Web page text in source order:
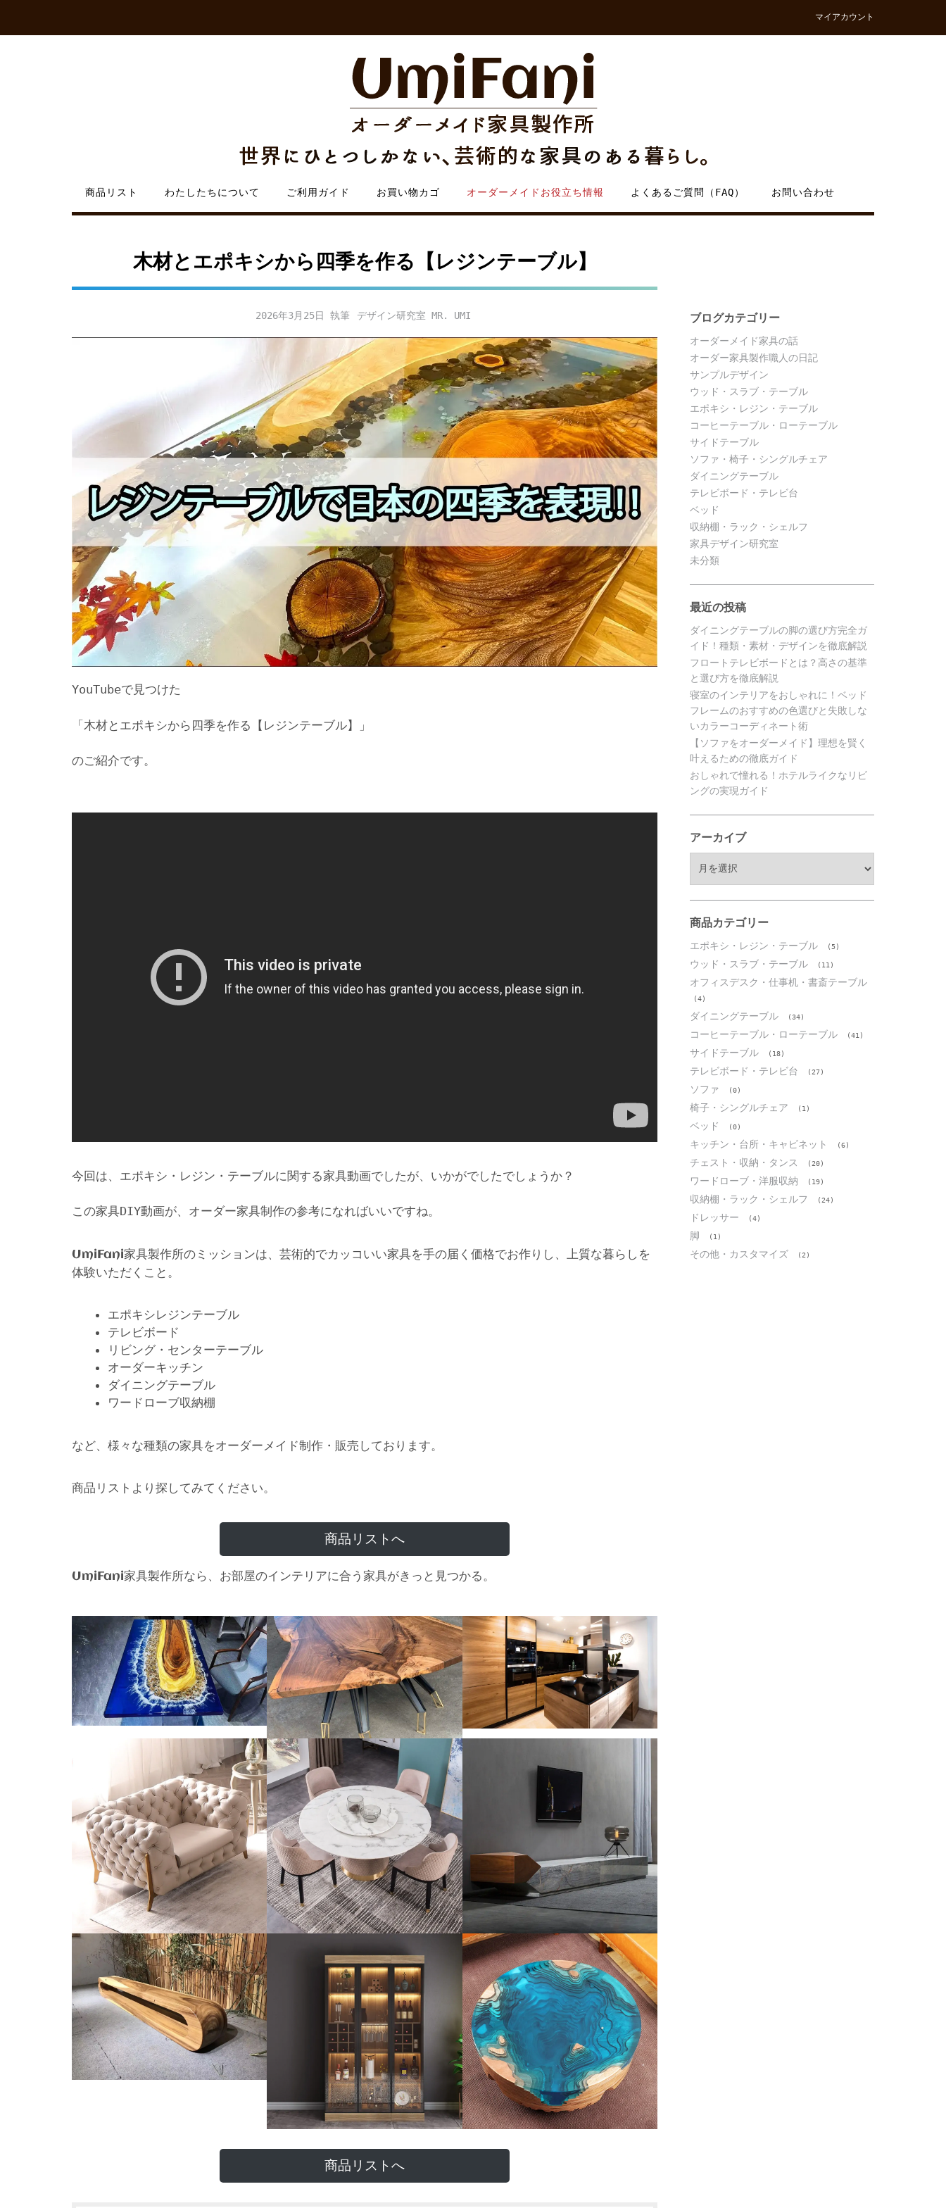
content
マイアカウント
商品リスト わたしたちについて ご利用ガイド お買い物カゴ オーダーメイドお役立ち情報 よくあるご質問（FAQ） お問い合わせ
木材とエポキシから四季を作る【レジンテーブル】
2026年3月25日 デザイン研究室 MR. UMI
YouTubeで見つけた
「木材とエポキシから四季を作る【レジンテーブル】」
のご紹介です。
今回は、エポキシ・レジン・テーブルに関する家具動画でしたが、いかがでしたでしょうか？
この家具DIY動画が、オーダー家具制作の参考になればいいですね。
UmiFani家具製作所のミッションは、芸術的でカッコいい家具を手の届く価格でお作りし、上質な暮らしを
体験いただくこと。
エポキシレジンテーブル
テレビボード
リビング・センターテーブル
オーダーキッチン
ダイニングテーブル
ワードローブ収納棚
など、様々な種類の家具をオーダーメイド制作・販売しております。
商品リストより探してみてください。
商品リストへ
UmiFani家具製作所なら、お部屋のインテリアに合う家具がきっと見つかる。
商品リストへ
ブログカテゴリー
オーダーメイド家具の話
オーダー家具製作職人の日記
サンプルデザイン
ウッド・スラブ・テーブル
エポキシ・レジン・テーブル
コーヒーテーブル・ローテーブル
サイドテーブル
ソファ・椅子・シングルチェア
ダイニングテーブル
テレビボード・テレビ台
ベッド
収納棚・ラック・シェルフ
家具デザイン研究室
未分類
最近の投稿
ダイニングテーブルの脚の選び方完全ガ
イド！種類・素材・デザインを徹底解説
フロートテレビボードとは？高さの基準
と選び方を徹底解説
寝室のインテリアをおしゃれに！ベッド
フレームのおすすめの色選びと失敗しな
いカラーコーディネート術
【ソファをオーダーメイド】理想を賢く
叶えるための徹底ガイド
おしゃれで憧れる！ホテルライクなリビ
ングの実現ガイド
アーカイブ
ブ
商品カテゴリー
エポキシ・レジン・テーブル (5)
ウッド・スラブ・テーブル (11)
オフィスデスク・仕事机・書斎テーブル
(4)
ダイニングテーブル (34)
コーヒーテーブル・ローテーブル (41)
サイドテーブル (18)
テレビボード・テレビ台 (27)
ソファ (0)
椅子・シングルチェア (1)
ベッド (0)
キッチン・台所・キャビネット (6)
チェスト・収納・タンス (20)
ワードローブ・洋服収納 (19)
収納棚・ラック・シェルフ (24)
ドレッサー (4)
脚 (1)
その他・カスタマイズ (2)